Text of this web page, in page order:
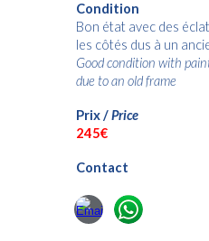
Condition
Bon état avec des
les côtés dus à un
Good condition with
due to an old frame
Prix /Price
245€
Contact